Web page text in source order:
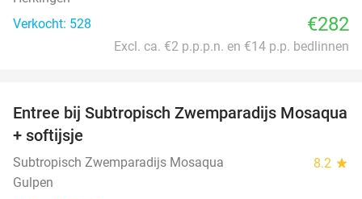
Verkocht: 528
€282
Excl. ca. €2 p.p.p.n. en €14 p.p. bedlinnen
25%
Entree bij Subtropisch Zwemparadijs Mosaqua
+ softijsje
Subtropisch Zwemparadijs Mosaqua 8.2 star
Gulpen